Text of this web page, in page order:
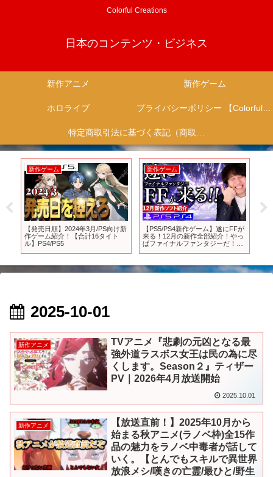
Colorful Creations
日本のコンテンツ・ビジネス
新作アニメ 新作ゲーム
ホロライブ プライバシーポリシー 【Colorful Creation】
特定商取引法に基づく表記（商取引に関する開示）
新作ゲーム
【発売日順】2024年3月/PS向け新
作ゲーム紹介！【合計16タイト
ル】PS4/PS5
新作ゲーム
【PS5/PS4新作ゲーム】遂にFFが
来る！12月の新作全部紹介！やっ
ぱファイナルファンタジーだ！
2025-10-01
新作アニメ
TVアニメ『悲劇の元凶となる最
強外道ラスボス女王は民の為に尽
くします。Season２』ティザー
PV｜2026年4月放送開始
2025.10.01
新作アニメ
【放送直前！】2025年10月から
始まる秋アニメ(ラノベ枠)全15作
品の魅力をラノベ中毒者が話して
いく。【とんでもスキルで異世界
放浪メシ/嘆きの亡霊/最ひと/野生